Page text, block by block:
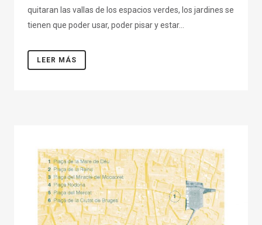
quitaran las vallas de los espacios verdes, los jardines se
tienen que poder usar, poder pisar y estar...
LEER MÁS